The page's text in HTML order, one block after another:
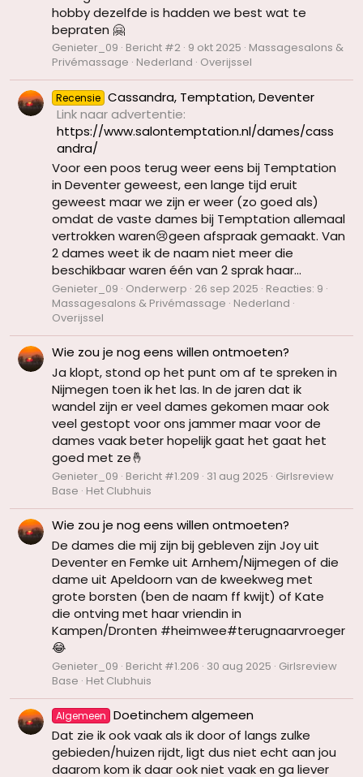
hobby dezelfde is hadden we best wat te
bepraten 🤗
Genieter_09 Bericht #2 9 okt 2025 Massagesalons &
Privémassage Nederland Overijssel
Recensie Cassandra, Temptation, Deventer
Link naar advertentie
https://www.salontemptation.nl/dames/cass
andra/
Voor een poos terug weer eens bij Temptation
in Deventer geweest, een lange tijd eruit
geweest maar we zijn er weer (zo goed als)
omdat de vaste dames bij Temptation allemaal
vertrokken waren😢geen afspraak gemaakt. Van
2 dames weet ik de naam niet meer die
beschikbaar waren één van 2 sprak haar...
Genieter_09 Onderwerp 26 sep 2025 Reacties: 9
Massagesalons & Privémassage Nederland
Overijssel
Wie zou je nog eens willen ontmoeten?
Ja klopt, stond op het punt om af te spreken in
Nijmegen toen ik het las. In de jaren dat ik
wandel zijn er veel dames gekomen maar ook
veel gestopt voor ons jammer maar voor de
dames vaak beter hopelijk gaat het gaat het
goed met ze🤞
Genieter_09 Bericht #1.209 31 aug 2025 Girlsreview
Base Het Clubhuis
Wie zou je nog eens willen ontmoeten?
De dames die mij zijn bij gebleven zijn Joy uit
Deventer en Femke uit Arnhem/Nijmegen of die
dame uit Apeldoorn van de kweekweg met
grote borsten (ben de naam ff kwijt) of Kate
die ontving met haar vriendin in
Kampen/Dronten #heimwee#terugnaarvroeger
😂
Genieter_09 Bericht #1.206 30 aug 2025 Girlsreview
Base Het Clubhuis
Algemeen
Doetinchem algemeen
Dat zie ik ook vaak als ik door of langs zulke
gebieden/huizen rijdt, ligt dus niet echt aan jou
daarom kom ik daar ook niet vaak en ga liever